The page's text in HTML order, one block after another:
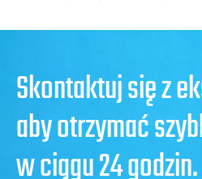
Skontaktuj się z
aby otrzymać
w ciągu 24